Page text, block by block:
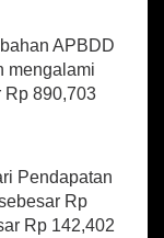
APBDD
mengalami
Rp 890,703
Pendapatan
Rp
Rp 142,402